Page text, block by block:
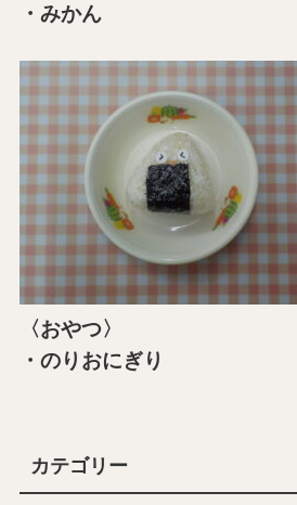
・みかん
〈おやつ〉
・のりおにぎり
カテゴリー